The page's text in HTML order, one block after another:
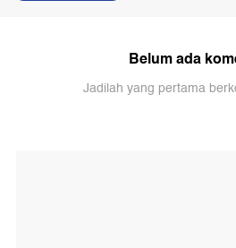
Belum ada
Jadilah yang pertama